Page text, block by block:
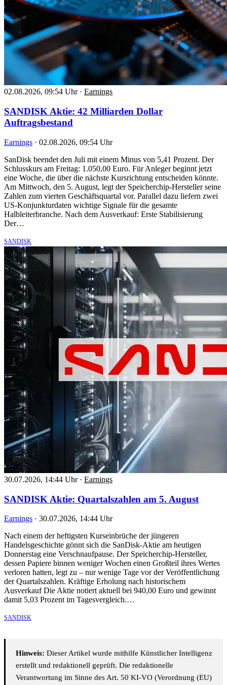
02.08.2026, 09:54 Uhr · Earnings
SANDISK Aktie: 42 Milliarden Dollar
Auftragsbestand
Earnings · 02.08.2026, 09:54 Uhr
SanDisk beendet den Juli mit einem Minus von 5,41 Prozent. Der
Schlusskurs am Freitag: 1.050,00 Euro. Für Anleger beginnt jetzt
eine Woche, die über die nächste Kursrichtung entscheiden könnte.
Am Mittwoch, den 5. August, legt der Speicherchip-Hersteller seine
Zahlen zum vierten Geschäftsquartal vor. Parallel dazu liefern zwei
US-Konjunkturdaten wichtige Signale für die gesamte
Halbleiterbranche. Nach dem Ausverkauf: Erste Stabilisierung
Der…
SANDISK
30.07.2026, 14:44 Uhr · Earnings
SANDISK Aktie: Quartalszahlen am 5. August
Earnings · 30.07.2026, 14:44 Uhr
Nach einem der heftigsten Kurseinbrüche der jüngeren
Handelsgeschichte gönnt sich die SanDisk-Aktie am heutigen
Donnerstag eine Verschnaufpause. Der Speicherchip-Hersteller,
dessen Papiere binnen weniger Wochen einen Großteil ihres Wertes
verloren hatten, legt zu – nur wenige Tage vor der Veröffentlichung
der Quartalszahlen. Kräftige Erholung nach historischem
Ausverkauf Die Aktie notiert aktuell bei 940,00 Euro und gewinnt
damit 5,03 Prozent im Tagesvergleich.…
SANDISK
Hinweis: Dieser Artikel wurde mithilfe Künstlicher Intelligenz
erstellt und redaktionell geprüft. Die redaktionelle
Verantwortung im Sinne des Art. 50 KI-VO (Verordnung (EU)